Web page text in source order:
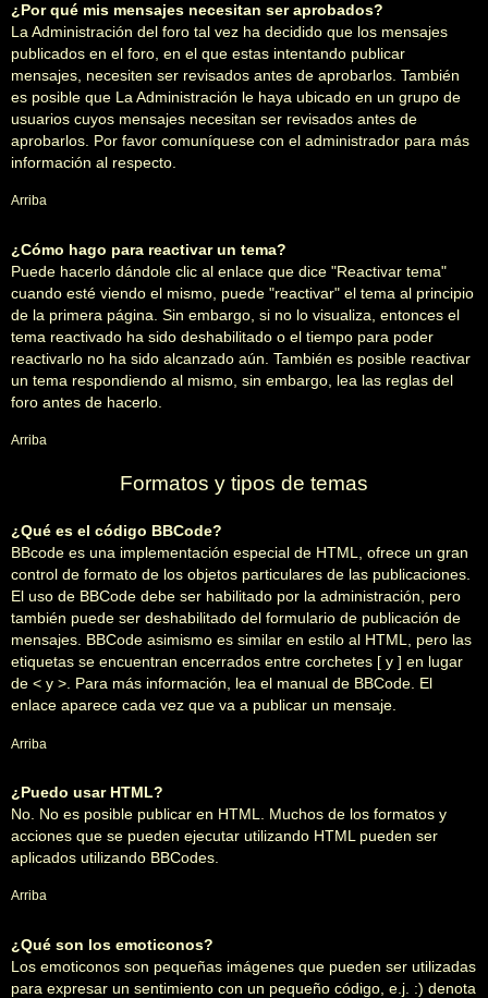
¿Por qué mis mensajes necesitan ser aprobados?
La Administración del foro tal vez ha decidido que los mensajes
publicados en el foro, en el que estas intentando publicar
mensajes, necesiten ser revisados antes de aprobarlos. También
es posible que La Administración le haya ubicado en un grupo de
usuarios cuyos mensajes necesitan ser revisados antes de
aprobarlos. Por favor comuníquese con el administrador para más
información al respecto.
Arriba
¿Cómo hago para reactivar un tema?
Puede hacerlo dándole clic al enlace que dice "Reactivar tema"
cuando esté viendo el mismo, puede "reactivar" el tema al principio
de la primera página. Sin embargo, si no lo visualiza, entonces el
tema reactivado ha sido deshabilitado o el tiempo para poder
reactivarlo no ha sido alcanzado aún. También es posible reactivar
un tema respondiendo al mismo, sin embargo, lea las reglas del
foro antes de hacerlo.
Arriba
Formatos y tipos de temas
¿Qué es el código BBCode?
BBcode es una implementación especial de HTML, ofrece un gran
control de formato de los objetos particulares de las publicaciones.
El uso de BBCode debe ser habilitado por la administración, pero
también puede ser deshabilitado del formulario de publicación de
mensajes. BBCode asimismo es similar en estilo al HTML, pero las
etiquetas se encuentran encerrados entre corchetes [ y ] en lugar
de < y >. Para más información, lea el manual de BBCode. El
enlace aparece cada vez que va a publicar un mensaje.
Arriba
¿Puedo usar HTML?
No. No es posible publicar en HTML. Muchos de los formatos y
acciones que se pueden ejecutar utilizando HTML pueden ser
aplicados utilizando BBCodes.
Arriba
¿Qué son los emoticonos?
Los emoticonos son pequeñas imágenes que pueden ser utilizadas
para expresar un sentimiento con un pequeño código, e.j. :) denota